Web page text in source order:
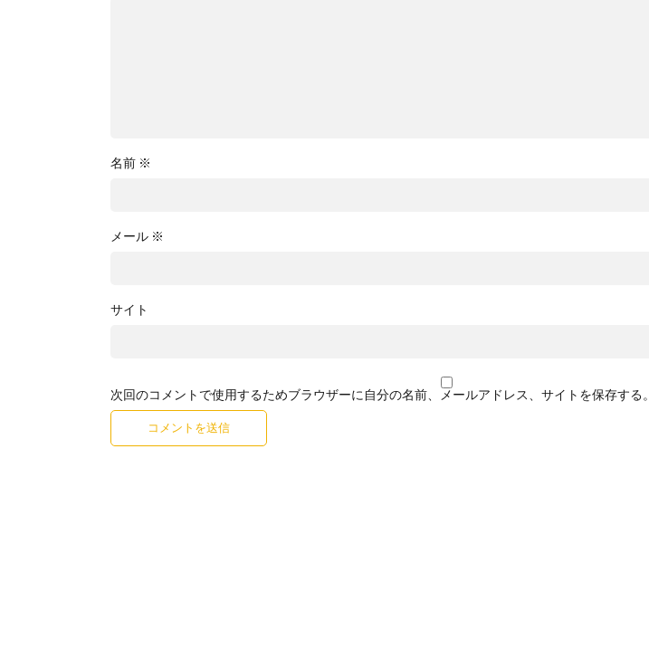
名前 ※
メール ※
サイト
次回のコメントで使用するためブラウザーに自分の名前、メールアドレス、サイトを保存する。